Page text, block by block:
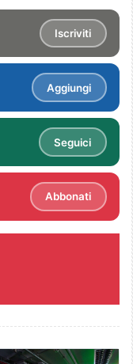
Iscriviti
Aggiungi
Seguici
Abbonati